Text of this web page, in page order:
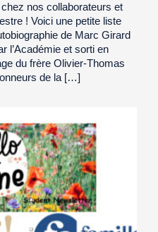
nos collaborateurs et
! Voici une petite liste
de Marc Girard
l’Académie et sorti en
du frère Olivier-Thomas
de la […]